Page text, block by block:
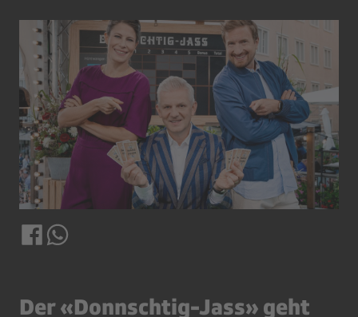
Der «Donnschtig-Jass» geht